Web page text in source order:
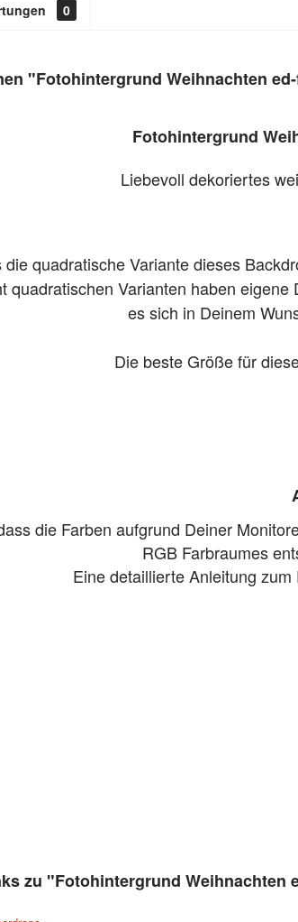
0
"Fotohintergrund Weihnachten
Fotohintergrund
Liebevoll dekoriertes
quadratische Variante dieses
quadratischen Varianten haben
es sich in Deinem
Die beste Größe für
die Farben aufgrund Deiner
RGB Farbraumes
Eine detaillierte Anleitung
zu "Fotohintergrund Weihnachten